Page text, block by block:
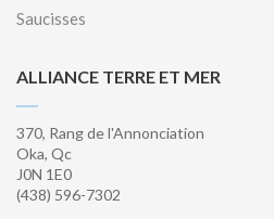
Saucisses
ALLIANCE TERRE ET MER
370, Rang de l'Annonciation
Oka, Qc
J0N 1E0
(438) 596-7302